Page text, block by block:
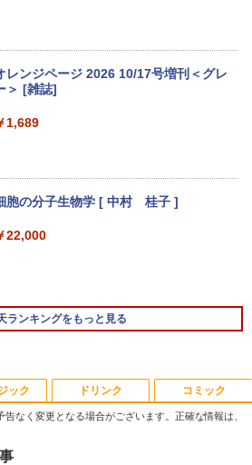
ントリーで最大10倍！充実機能ノート
パソコン テンキー/DVD/WEBカメラ内蔵
8世代Core i3/i5 Core i7 最大メモリ16
GB 新品SSD256GB 東芝 NEC有名メー
可 Windows11 長期保証 中古PC
18,000
代Core i5-8250u/ 8GB/ 爆速NVMe式2
SSD/ カメラ/ 無線/ リカバリ/ Offi
ソコン 中古PC Office付きWindows1
18,990
ス】GMKtec G10 ミニPC【AMD Ryz
5 3500U DDR4 16GB 512GB/256GB/
SSD】4C/8T 3.7GHz 64GB 16T拡張
Windows11 Pro 8K/4K 3画面出力 LAN *
WiFi5 Bluetooth5.0 Nucbox みにpc
Ryzen 5 N95/N97/N100/4300U/N150よ
61,999
【中古ゲーミングPC】ドスパラ GALLE
49,980
全品最大2500円OFFクーポン】【第8
代 i7 高性能ビジネス PC】 Core i7 第
世代 Dell OptiPlex 3060 SFF Office付
512GB/1TB USB3.0 WIFI子機付 DVD
3年保証】PS5対応 23.8型 液晶モニタ
フルHD IPS リフレッシュレート 100H
VESA 対応 スピーカー HDMI VGA モニ
ター 液晶 液晶モニター 液晶ディスプレ
23.8インチ パソコンモニター 新品 Fe
uVision FSID24BF0SI フュービジョン
10,980
アイリスオーヤマ △ポータブルモニター
ルhd 高画質 100Hz VA ノングレア 非
沢 スピーカー内蔵 3年保証 ディスプレ
パソコンモニター PCモニター フルハ
スオーヤマ DT-JF * 安心延長保証対象
レンジページ 2026 10/17号増刊＜グレ
＞ [雑誌]
1,689
胞の分子生物学 [ 中村 桂子 ]
22,000
ランキングをもっと見る
Soundcore P40i オフホワイト
ック
WAYNE feat. Flo Milli, ATL Jacob
ドリンク
天然水 ラベルレス 500ml ×24本
コミック
のひとりごと 17巻 (デジタル版ビッグガ
なく変更となる場合がございます。正確な情報は、